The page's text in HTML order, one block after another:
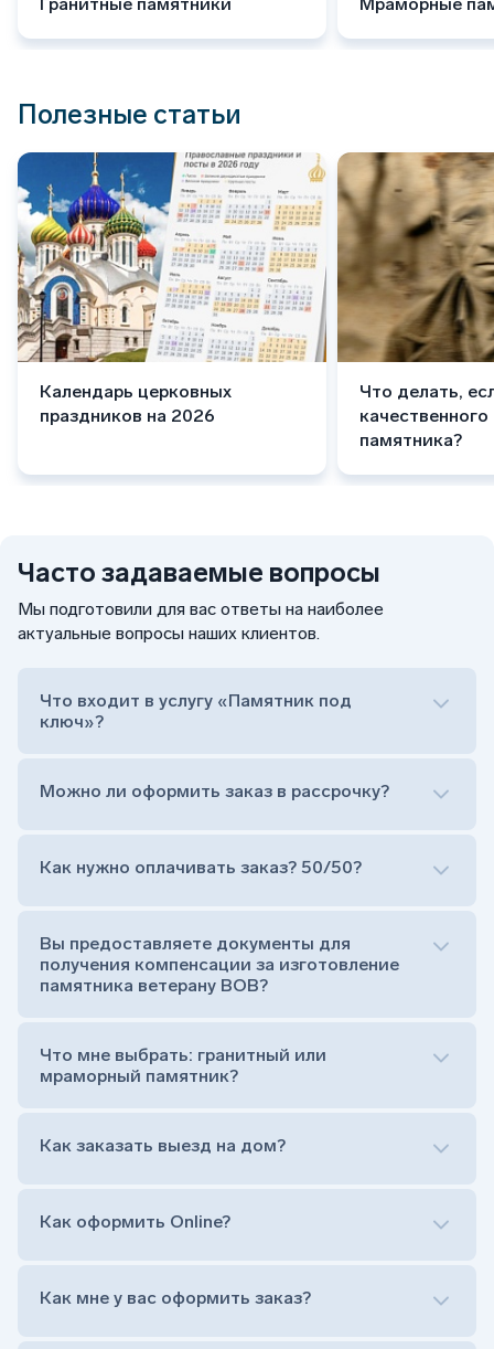
Полезные статьи
Календарь церковных
праздников на 2026
Что делать,
памятника?
Часто задаваемые вопросы
Мы подготовили для вас ответы на наиболее
актуальные вопросы наших клиентов.
Что входит в услугу «Памятник под
ключ»?
Сам комплект памятника:
Тумба (постамент, на который при помощи
штыря устанавливается стела)
Цветник (обрамление могилки, бывает, что
Обработка и сверловка комплекта
Расположение символа веры (крестик или
на символ веры или вовсе портрет не рисовать)
прописной)
Можно ли оформить заказ в рассрочку?
Как нужно оплачивать заказ? 50/50?
Вы предоставляете документы для
получения компенсации за изготовление
памятника ветерану ВОВ?
Что мне выбрать: гранитный или
мраморный памятник?
Как заказать выезд на дом?
Оформить заказ удаленно (online)
Заказать бесплатный выезд менеджера на дом
Как оформить Online?
Как мне у вас оформить заказ?